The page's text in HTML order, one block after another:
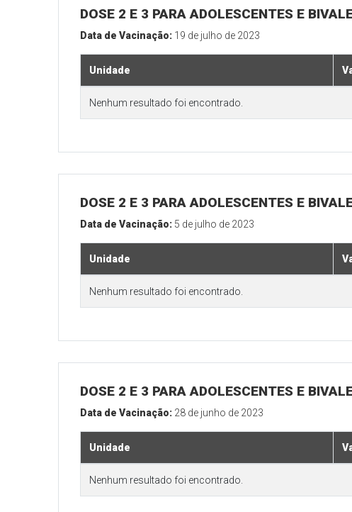
DOSE 2 E 3 PARA ADOLESCENTES E
Data de Vacinação: 19 de julho de 2023
Unidade
Nenhum resultado foi encontrado.
DOSE 2 E 3 PARA ADOLESCENTES E
Data de Vacinação: 5 de julho de 2023
Unidade
Nenhum resultado foi encontrado.
DOSE 2 E 3 PARA ADOLESCENTES E
Data de Vacinação: 28 de junho de 2023
Unidade
Nenhum resultado foi encontrado.